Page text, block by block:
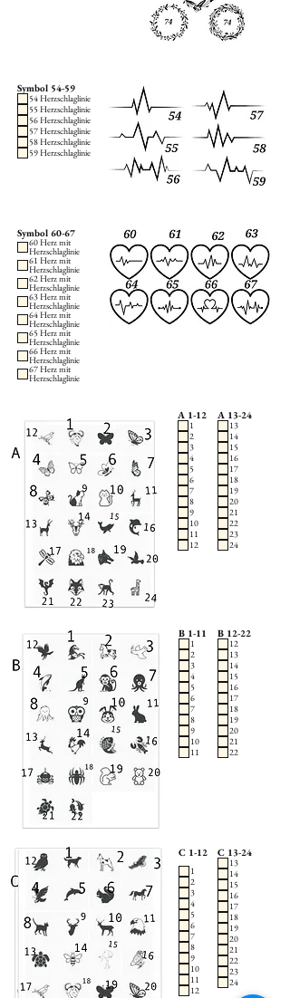
Symbol 54-59
54 Herzschlaglinie
55 Herzschlaglinie
56 Herzschlaglinie
57 Herzschlaglinie
58 Herzschlaglinie
59 Herzschlaglinie
Symbol 60-67
60 Herz mit
Herzschlaglinie
61 Herz mit
Herzschlaglinie
62 Herz mit
Herzschlaglinie
63 Herz mit
Herzschlaglinie
64 Herz mit
Herzschlaglinie
65 Herz mit
Herzschlaglinie
66 Herz mit
Herzschlaglinie
67 Herz mit
Herzschlaglinie
A 1-12
1
2
3
4
5
6
7
8
9
10
11
12
A 13-24
13
14
15
16
17
18
19
20
21
22
23
24
B 1-11
1
2
3
4
5
6
7
8
9
10
11
B 12-22
12
13
14
15
16
17
18
19
20
21
22
C 13-24
13
14
15
16
17
18
19
20
21
22
23
24
C 1-12
1
2
3
4
5
6
7
8
9
10
11
12